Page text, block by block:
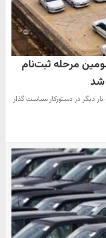
مرحله ثبت‌نام
شد
دیگر در دستورکار سیاست گذار